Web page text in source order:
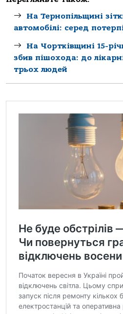
На Тернопільщині
автомобілі: серед
На Чортківщині 15-
збив пішохода: до
трьох людей